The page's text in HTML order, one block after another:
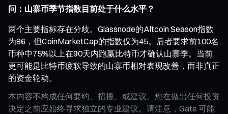
问：山寨币季节指数目前处于什么水平？
两个主要指标存在分歧。Glassnode的Altcoin Season指数
为86，但CoinMarketCap的指数仅为45。后者要求前100名
币种中75%以上在90天内跑赢比特币才确认山寨季。当前
更可能是比特币疲软导致的山寨币相对表现改善，而非真正
的资金轮动。
本内容不构成任何要约、招揽、或建议。您在做出任何投资
决定之前应始终寻求独立的专业建议。请注意，Gate 可能